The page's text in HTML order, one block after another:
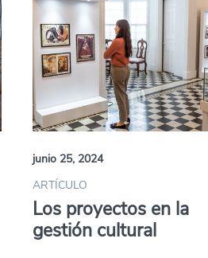
junio 25, 2024
ARTÍCULO
Los proyectos en la
gestión cultural